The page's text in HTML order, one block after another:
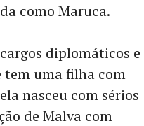
como Maruca.
diplomáticos e
tem uma filha com
nasceu com sérios
de Malva com